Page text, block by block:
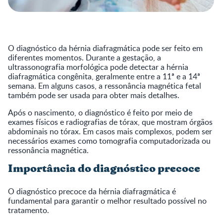
O diagnóstico da hérnia diafragmática pode ser feito em
diferentes momentos. Durante a gestação, a
ultrassonografia morfológica pode detectar a hérnia
diafragmática congênita, geralmente entre a 11ª e a 14ª
semana. Em alguns casos, a ressonância magnética fetal
também pode ser usada para obter mais detalhes.
Após o nascimento, o diagnóstico é feito por meio de
exames físicos e radiografias de tórax, que mostram órgãos
abdominais no tórax. Em casos mais complexos, podem ser
necessários exames como tomografia computadorizada ou
ressonância magnética.
Importância do diagnóstico precoce
O diagnóstico precoce da hérnia diafragmática é
fundamental para garantir o melhor resultado possível no
tratamento.